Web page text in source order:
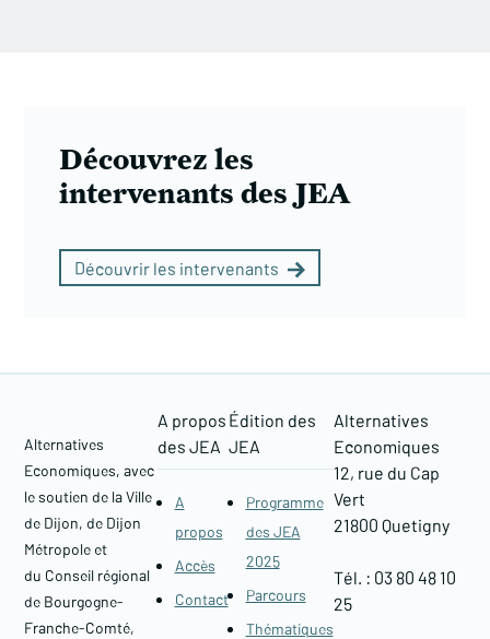
Découvrez les
intervenants des JEA
Découvrir les intervenants
Alternatives
Economiques, avec
le soutien de la Ville
de Dijon, de Dijon
Métropole et
du Conseil régional
de Bourgogne-
Franche-Comté,
A propos
des JEA
A
propos
Accès
Contact
Édition des
JEA
Programme
des JEA
2025
Parcours
Thématiques
Alternatives
Economiques
12, rue du Cap
Vert
21800 Quetigny​
Tél. : 03 80 48 10
25